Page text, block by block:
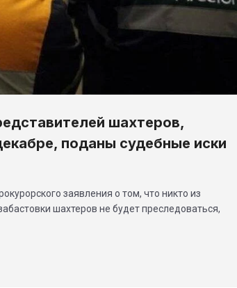
шахтеров,
поданы судебные иски
заявления о том, что никто из
шахтеров не будет преследоваться,